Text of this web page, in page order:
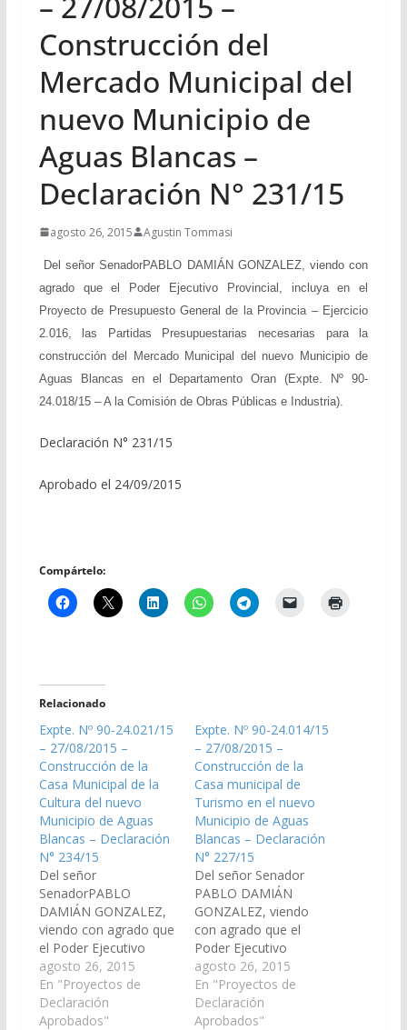
Construcción del
Mercado Municipal del
nuevo Municipio de
Aguas Blancas –
Declaración N° 231/15
agosto 26, 2015 Agustin Tommasi
Del señor SenadorPABLO DAMIÁN GONZALEZ, viendo con
agrado que el Poder Ejecutivo Provincial, incluya en el
Proyecto de Presupuesto General de la Provincia – Ejercicio
2.016, las Partidas Presupuestarias necesarias para la
construcción del Mercado Municipal del nuevo Municipio de
Aguas Blancas en el Departamento Oran (Expte. Nº 90-
24.018/15 – A la Comisión de Obras Públicas e Industria).
Declaración N° 231/15
Aprobado el 24/09/2015
Compártelo:
Relacionado
Expte. Nº 90-24.021/15
– 27/08/2015 –
Construcción de la
Casa Municipal de la
Cultura del nuevo
Municipio de Aguas
Blancas – Declaración
N° 234/15
Del señor
SenadorPABLO
DAMIÁN GONZALEZ,
viendo con agrado que
el Poder Ejecutivo
Provincial, incluya en el
Proyecto de
Presupuesto General
de la Provincia -
agosto 26, 2015
En "Proyectos de
Declaración
Aprobados"
Expte. Nº 90-24.014/15
– 27/08/2015 –
Construcción de la
Casa municipal de
Turismo en el nuevo
Municipio de Aguas
Blancas – Declaración
N° 227/15
Del señor Senador
PABLO DAMIÁN
GONZALEZ, viendo
con agrado que el
Poder Ejecutivo
Provincial, incluya en el
Proyecto de
Presupuesto General
de la Provincia -
agosto 26, 2015
En "Proyectos de
Declaración
Aprobados"